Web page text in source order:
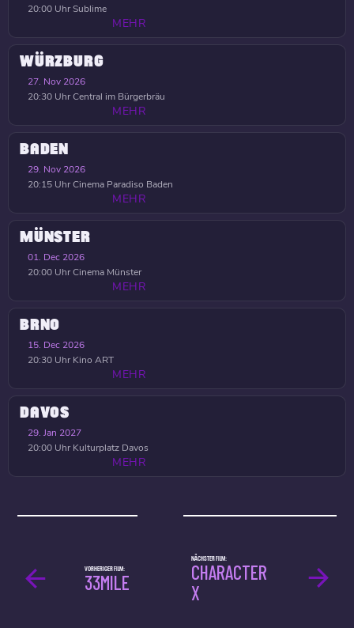
20:00 UhrSublime
MEHR
WÜRZBURG
27. Nov 2026
20:30 UhrCentral im Bürgerbräu
MEHR
BADEN
29. Nov 2026
20:15 UhrCinema Paradiso Baden
MEHR
MÜNSTER
01. Dec 2026
20:00 UhrCinema Münster
MEHR
BRNO
15. Dec 2026
20:30 Uhr Kino ART
MEHR
DAVOS
29. Jan 2027
20:00 Uhr Kulturplatz Davos
MEHR
NÄCHSTER FILM:
CHARACTER
X
VORHERIGER FILM:
33MILE